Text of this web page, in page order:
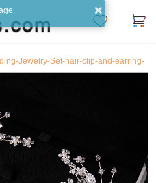
Jewelry-Set-hair-clip-and-earring-